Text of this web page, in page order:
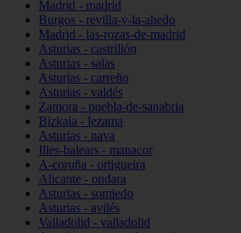
Madrid - madrid
Burgos - revilla-y-la-ahedo
Madrid - las-rozas-de-madrid
Asturias - castrillón
Asturias - salas
Asturias - carreño
Asturias - valdés
Zamora - puebla-de-sanabria
Bizkaia - lezama
Asturias - nava
Illes-balears - manacor
A-coruña - ortigueira
Alicante - ondara
Asturias - somiedo
Asturias - avilés
Valladolid - valladolid